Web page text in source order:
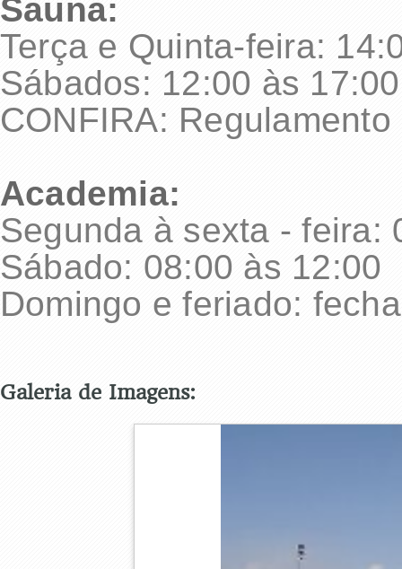
Sauna:
Terça e Quinta-feira:
Sábados: 12:00 às 17:00
CONFIRA:
Academia:
Segunda à sexta - feira:
Sábado: 08:00 às 12:00
Domingo e feriado:
Galeria de Imagens: